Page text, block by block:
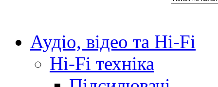
Аудіо, відео та Hi-Fi
Hi-Fi техніка